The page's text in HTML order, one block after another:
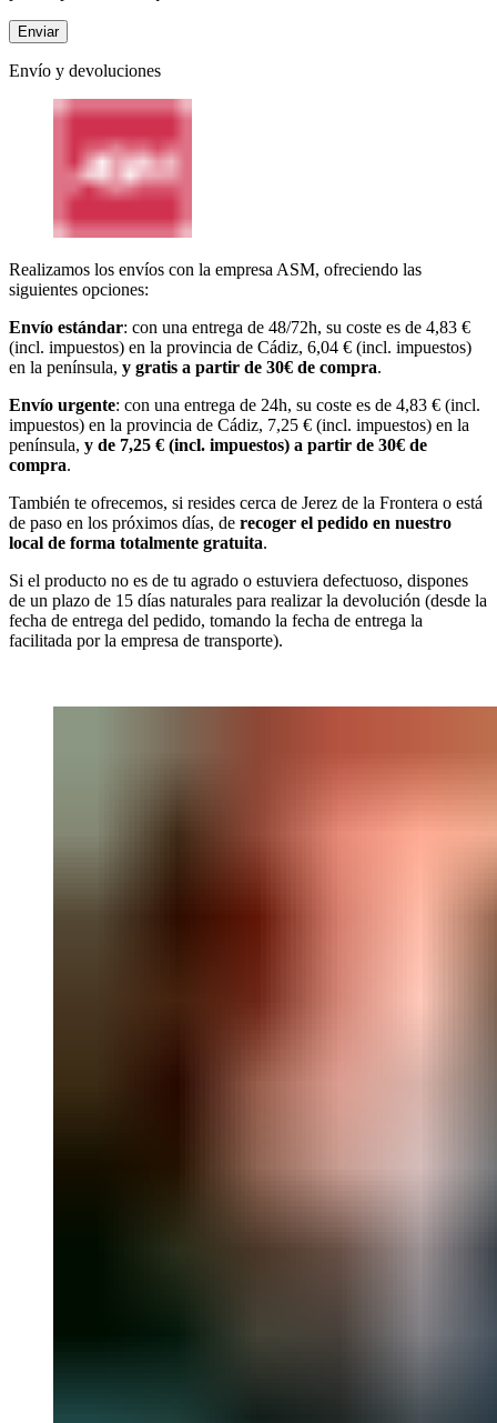
Envío y devoluciones
Realizamos los envíos con la empresa ASM, ofreciendo las
siguientes opciones:
Envío estándar: con una entrega de 48/72h, su coste es de 4,83 €
(incl. impuestos) en la provincia de Cádiz, 6,04 € (incl. impuestos)
en la península, y gratis a partir de 30€ de compra.
Envío urgente: con una entrega de 24h, su coste es de 4,83 € (incl.
impuestos) en la provincia de Cádiz, 7,25 € (incl. impuestos) en la
península, y de 7,25 € (incl. impuestos) a partir de 30€ de
compra.
También te ofrecemos, si resides cerca de Jerez de la Frontera o está
de paso en los próximos días, de recoger el pedido en nuestro
local de forma totalmente gratuita.
Si el producto no es de tu agrado o estuviera defectuoso, dispones
de un plazo de 15 días naturales para realizar la devolución (desde la
fecha de entrega del pedido, tomando la fecha de entrega la
facilitada por la empresa de transporte).